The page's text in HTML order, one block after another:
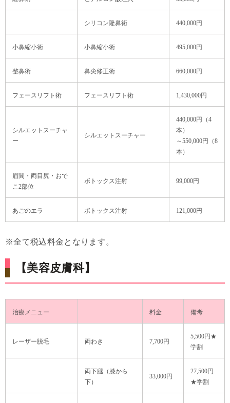
シリコン隆鼻術 440,000円
小鼻縮小術 小鼻縮小術 495,000円
整鼻術 鼻尖修正術 660,000円
フェースリフト術 フェースリフト術 1,430,000円
シルエットスーチャ
ー
シルエットスーチャー
440,000円（4
本）
～550,000円（8
本）
眉間・両目尻・おで
こ2部位
ボトックス注射 99,000円
あごのエラ ボトックス注射 121,000円
※全て税込料金となります。
【美容皮膚科】
治療メニュー 料金 備考
レーザー脱毛 両わき 7,700円
5,500円★
学割
両下腿（膝から
下）
33,000円
27,500円
★学割